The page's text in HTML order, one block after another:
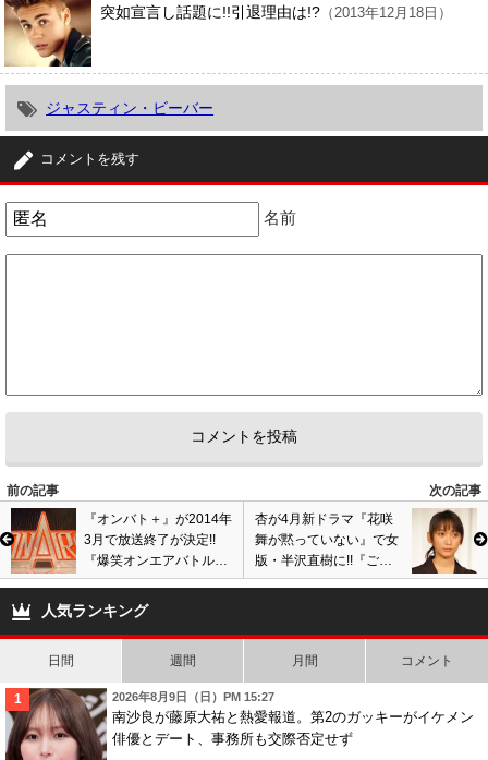
突如宣言し話題に!!引退理由は!? （2013年12月18日）
ジャスティン・ビーバー
コメントを残す
名前
前の記事
次の記事
『オンバト＋』が2014年
3月で放送終了が決定!!
『爆笑オンエアバトル』
から15年放送された長寿
番組が打ち切りに!!
杏が4月新ドラマ『花咲
舞が黙っていない』で女
版・半沢直樹に!!『ごち
そうさん』の演技が高評
人気ランキング
日間 週間 月間 コメント
2026年8月9日（日）PM 15:27
南沙良が藤原大祐と熱愛報道。第2のガッキーがイケメン
俳優とデート、事務所も交際否定せず